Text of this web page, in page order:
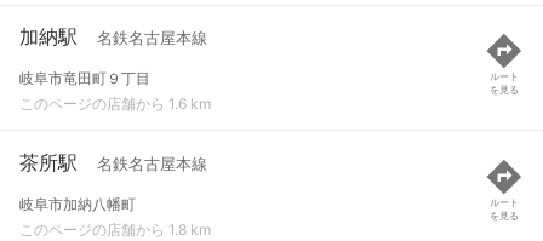
加納駅 名鉄名古屋本線
岐阜市竜田町９丁目
このページの店舗から 1.6 km
ルート
を見る
茶所駅 名鉄名古屋本線
岐阜市加納八幡町
このページの店舗から 1.8 km
ルート
を見る